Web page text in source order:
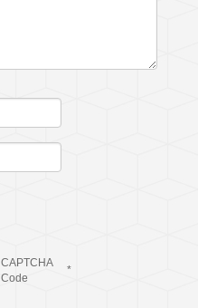
CAPTCHA
Code
*